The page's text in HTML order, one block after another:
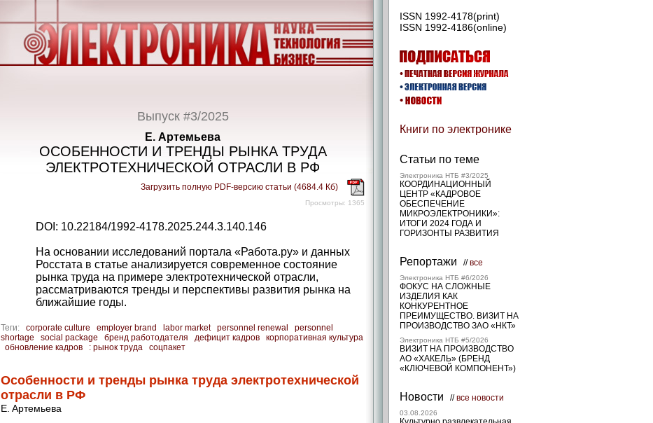
ISSN 1992-4178(print)
ISSN 1992-4186(online)
Книги по электронике
Статьи по теме
Электроника НТБ #3/2025
КООРДИНАЦИОННЫЙ
ЦЕНТР «КАДРОВОЕ
ОБЕСПЕЧЕНИЕ
МИКРОЭЛЕКТРОНИКИ»:
ИТОГИ 2024 ГОДА И
ГОРИЗОНТЫ РАЗВИТИЯ
Репортажи //все
Электроника НТБ #6/2026
ФОКУС НА СЛОЖНЫЕ
ИЗДЕЛИЯ КАК
КОНКУРЕНТНОЕ
ПРЕИМУЩЕСТВО. ВИЗИТ НА
ПРОИЗВОДСТВО ЗАО «НКТ»
Электроника НТБ #5/2026
ВИЗИТ НА ПРОИЗВОДСТВО
АО «ХАКЕЛЬ» (БРЕНД
«КЛЮЧЕВОЙ КОМПОНЕНТ»)
Новости //все новости
03.08.2026
Выпуск #3/2025
Е. Артемьева
ОСОБЕННОСТИ И ТРЕНДЫ РЫНКА ТРУДА
ЭЛЕКТРОТЕХНИЧЕСКОЙ ОТРАСЛИ В РФ
Загрузить полную PDF-версию статьи (4684.4 Кб)
Просмотры: 1365
DOI: 10.22184/1992-4178.2025.244.3.140.146
На основании исследований портала «Работа.ру» и данных
Росстата в статье анализируется современное состояние
рынка труда на примере электротехнической отрасли,
рассматриваются тренды и перспективы развития рынка на
ближайшие годы.
Теги: corporate culture employer brand labor market personnel renewal
personnel
shortage
social package бренд работодателя дефицит кадров
корпоративная культура
обновление кадров
: рынок труда соцпакет
Особенности и тренды рынка труда электротехнической
отрасли в РФ
Е. Артемьева